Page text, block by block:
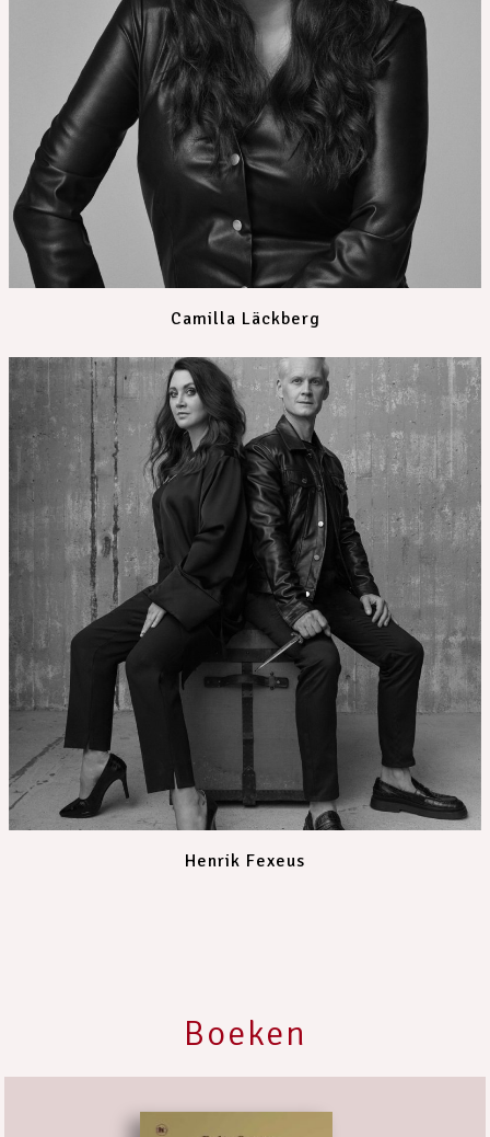
Camilla Läckberg
Henrik Fexeus
Boeken